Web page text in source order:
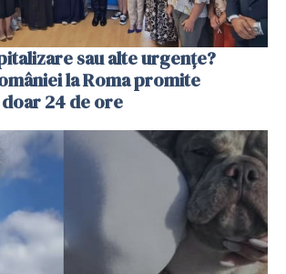
sau alte urgențe?
la Roma promite
24 de ore